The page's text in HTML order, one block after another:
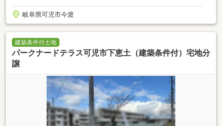
岐阜県可児市今渡
建築条件付土地
パークナードテラス可児市下恵土（建築条件付）宅地分
譲